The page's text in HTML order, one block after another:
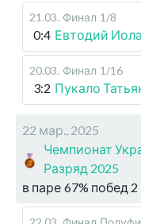
21.03. Финал 1/8
0:4 Евтодий
20.03. Финал 1/16
3:2 Пукало
22 мар., 2025
Чемпионат
Разряд 2025
в паре 67% побед 2